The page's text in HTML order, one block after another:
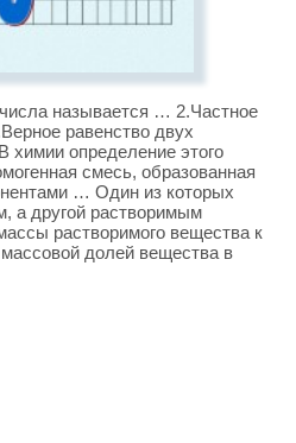
называется … 2.Частное
равенство двух
определение этого
смесь, образованная
… Один из которых
а другой растворимым
растворимого вещества к
долей вещества в